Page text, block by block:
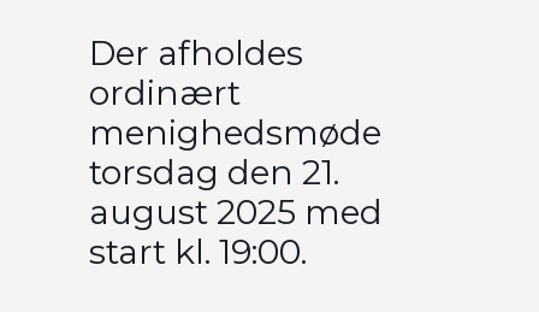
Der afholdes
ordinært
menighedsmøde
torsdag den 21.
august 2025 med
start kl. 19:00.